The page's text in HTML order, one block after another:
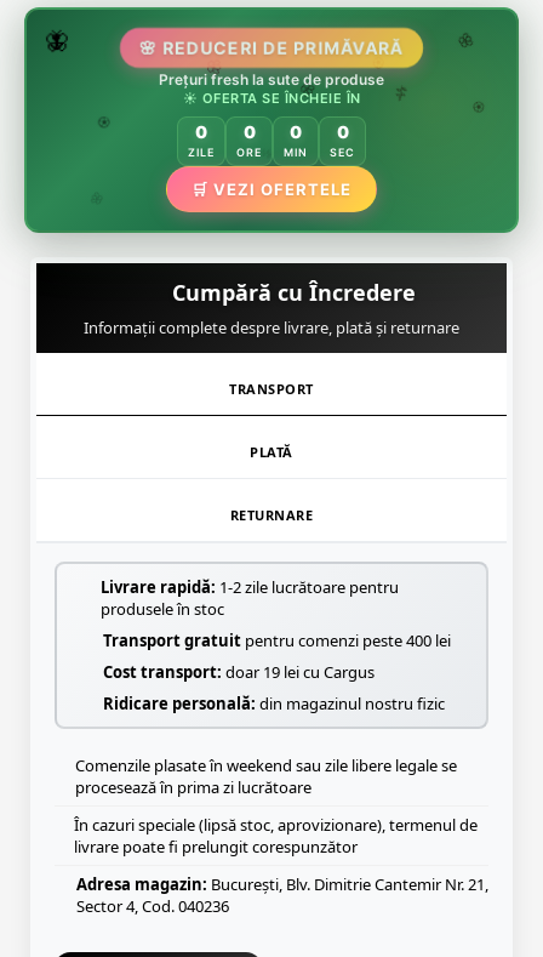
🌸
🌸
🌿
🌸
🏵️
🌷
🦋 🌸 REDUCERI DE PRIMĂVARĂ
Prețuri fresh la sute de produse
☀️ OFERTA SE ÎNCHEIE ÎN
0
ZILE
0
ORE
0
MIN
0
SEC
🛒 VEZI OFERTELE
Cumpără cu Încredere
Informații complete despre livrare, plată și returnare
TRANSPORT
PLATĂ
RETURNARE
Livrare rapidă: 1-2 zile lucrătoare pentru
produsele în stoc
Transport gratuit pentru comenzi peste 400 lei
Cost transport: doar 19 lei cu Cargus
Ridicare personală: din magazinul nostru fizic
Comenzile plasate în weekend sau zile libere legale se
procesează în prima zi lucrătoare
În cazuri speciale (lipsă stoc, aprovizionare), termenul de
livrare poate fi prelungit corespunzător
Adresa magazin: București, Blv. Dimitrie Cantemir Nr. 21,
Sector 4, Cod. 040236